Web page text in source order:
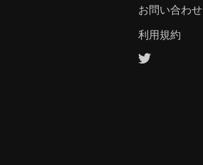
お問い合わせ
利用規約